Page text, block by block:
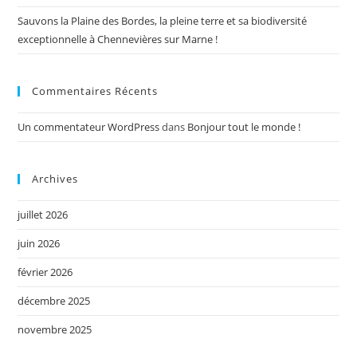
Sauvons la Plaine des Bordes, la pleine terre et sa biodiversité
exceptionnelle à Chennevières sur Marne !
Commentaires Récents
Un commentateur WordPressdans Bonjour tout le monde !
Archives
juillet 2026
juin 2026
février 2026
décembre 2025
novembre 2025